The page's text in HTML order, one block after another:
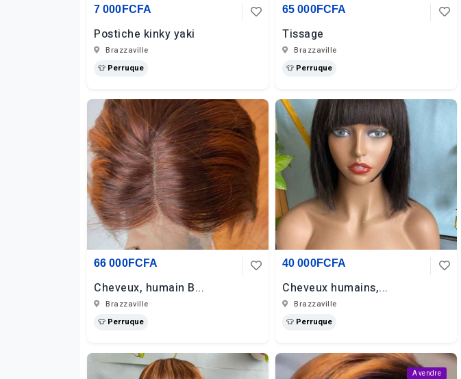
7 000FCFA
Postiche kinky yaki
Brazzaville
👕 Perruque
65 000FCFA
Tissage
Brazzaville
👕 Perruque
66 000FCFA
Cheveux, humain B...
Brazzaville
👕 Perruque
40 000FCFA
Cheveux humains,...
Brazzaville
👕 Perruque
A vendre